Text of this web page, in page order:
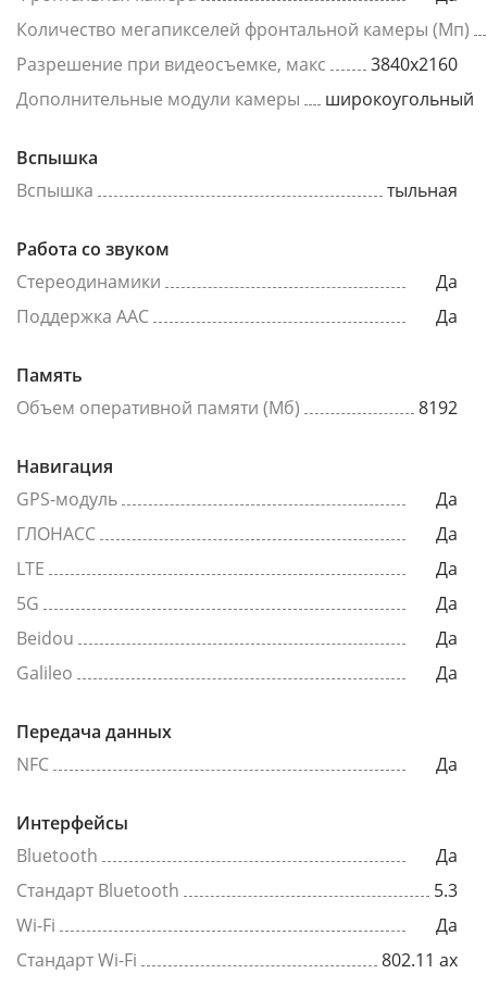
Количество мегапикселей фронтальной камеры (Мп)
Разрешение при видеосъемке, макс
3840x2160
Дополнительные модули камеры
широкоугольный
Вспышка
Вспышка
тыльная
Работа со звуком
Стереодинамики
Да
Поддержка AAC
Да
Память
Объем оперативной памяти (Мб)
8192
Навигация
GPS-модуль
Да
ГЛОНАСС
Да
LTE
Да
5G
Да
Beidou
Да
Galileo
Да
Передача данных
NFC
Да
Интерфейсы
Bluetooth
Да
Стандарт Bluetooth
5.3
Wi-Fi
Да
Стандарт Wi-Fi
802.11 ax